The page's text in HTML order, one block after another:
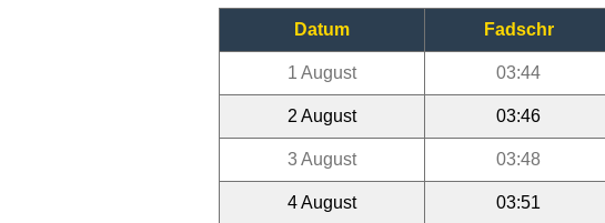
Datum Fadschr
1 August 03:44
2 August 03:46
3 August 03:48
4 August 03:51